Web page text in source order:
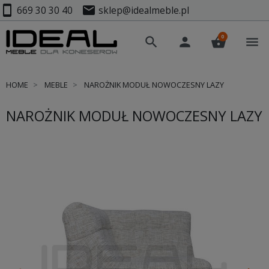
smartphone 669 30 30 40 mail sklep@idealmeble.pl
search person shopping_basket
0 menu
HOME MEBLE NAROŻNIK MODUŁ NOWOCZESNY LAZY
NAROŻNIK MODUŁ NOWOCZESNY LAZY